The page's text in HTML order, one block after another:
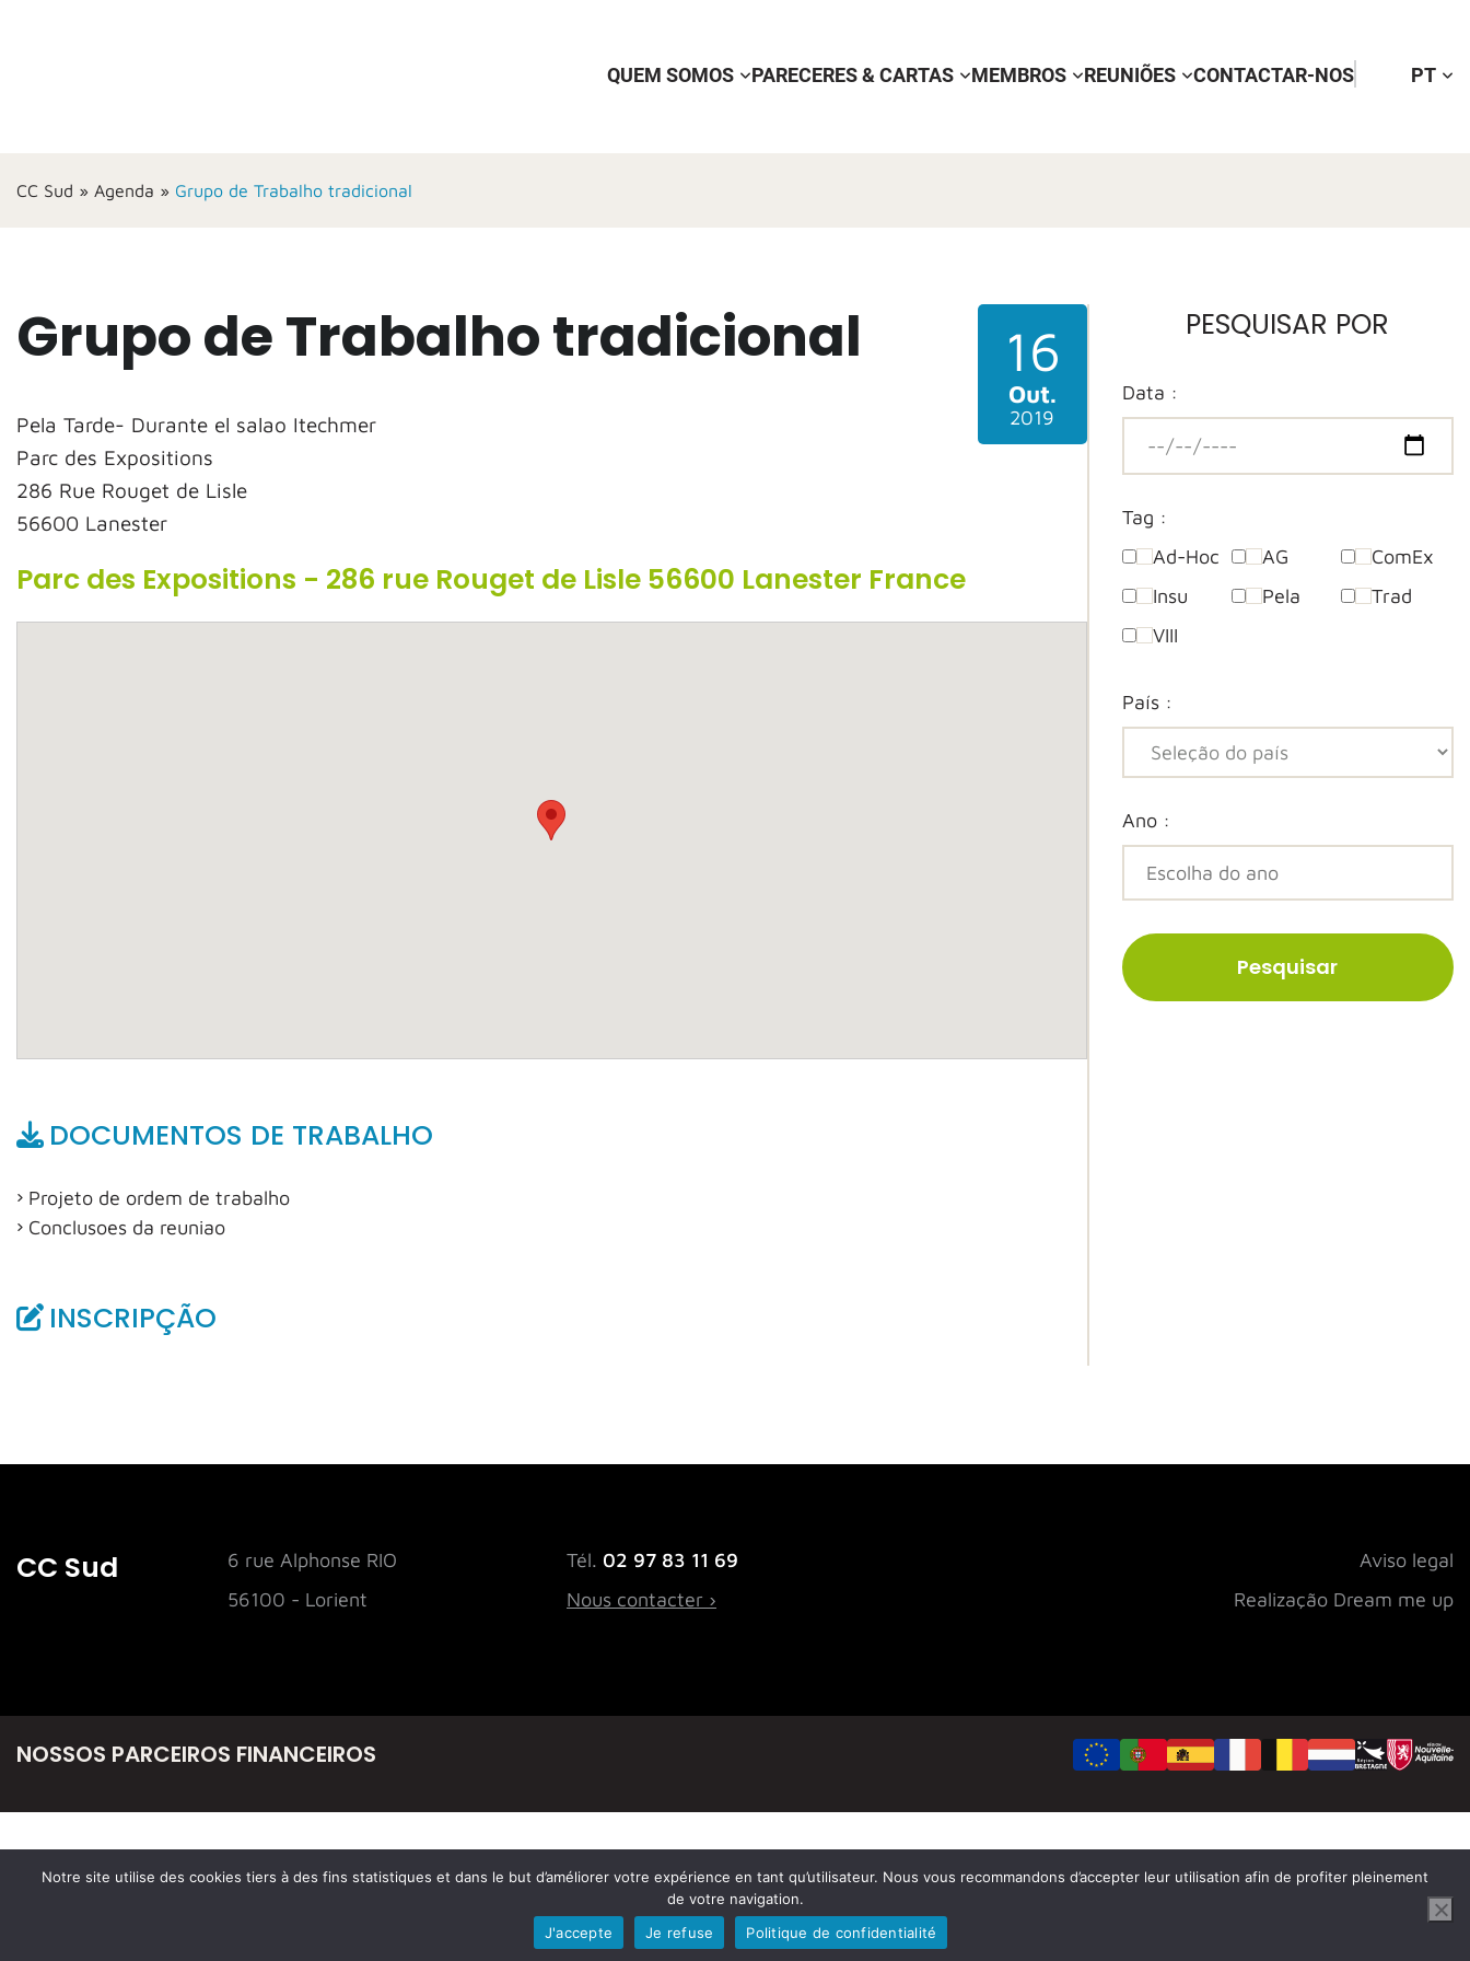
QUEM SOMOS PARECERES & CARTAS MEMBROS REUNIÕES CONTACTAR-NOS PT
CC Sud » Agenda » Grupo de Trabalho tradicional
Grupo de Trabalho tradicional
Pela Tarde- Durante el salao Itechmer
Parc des Expositions
286 Rue Rouget de Lisle
56600 Lanester
16
Out.
2019
Parc des Expositions - 286 rue Rouget de Lisle 56600 Lanester France
DOCUMENTOS DE TRABALHO
Projeto de ordem de trabalho
Conclusoes da reuniao
INSCRIPÇÃO
PESQUISAR POR
Data :
Tag :
Ad-Hoc
AG
ComEx
Insu
Pela
Trad
VIII
País :
Ano :
Pesquisar
CC Sud
6 rue Alphonse RIO
56100 - Lorient
Tél. 02 97 83 11 69
Nous contacter ›
Aviso legal
Realização Dream me up
NOSSOS PARCEIROS FINANCEIROS
Notre site utilise des cookies tiers à des fins statistiques et dans le but d’améliorer votre expérience en tant qu’utilisateur. Nous vous recommandons d’accepter leur utilisation afin de profiter pleinement
de votre navigation.
J'accepte
Je refuse Politique de confidentialité